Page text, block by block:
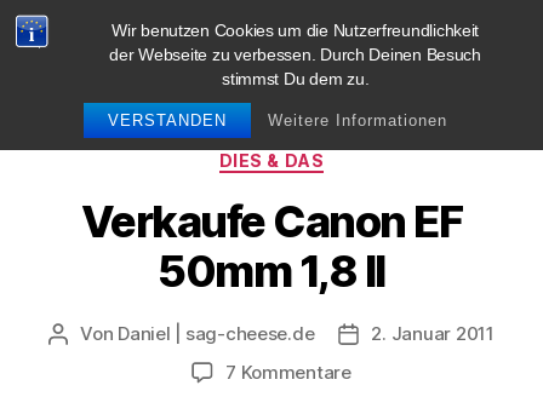
Wir benutzen Cookies um die Nutzerfreundlichkeit
der Webseite zu verbessen. Durch Deinen Besuch
stimmst Du dem zu.
VERSTANDEN Weitere Informationen
blog.sag-cheese.de
Kategorien
DIES & DAS
Verkaufe Canon EF
50mm 1,8 II
Beitragsautor
Von Daniel | sag-cheese.de Beitragsdatum
2. Januar 2011
7 Kommentarezu